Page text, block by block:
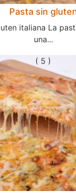
Pasta sin
italiana La
una...
( 5 )